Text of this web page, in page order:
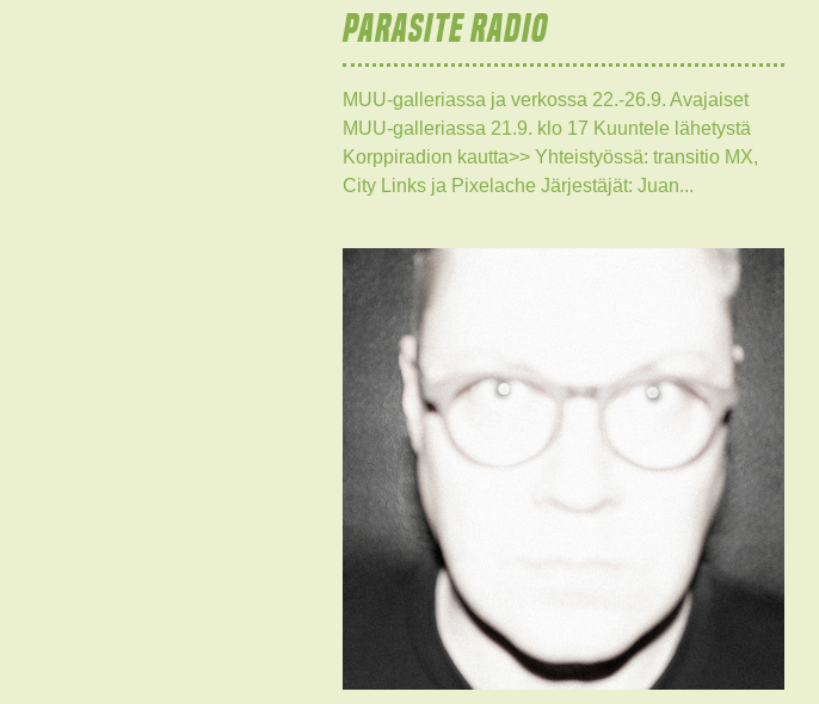
PARASITE RADIO
MUU-galleriassa ja verkossa 22.-26.9. Avajaiset
MUU-galleriassa 21.9. klo 17 Kuuntele lähetystä
Korppiradion kautta>> Yhteistyössä: transitio MX,
City Links ja Pixelache Järjestäjät: Juan...